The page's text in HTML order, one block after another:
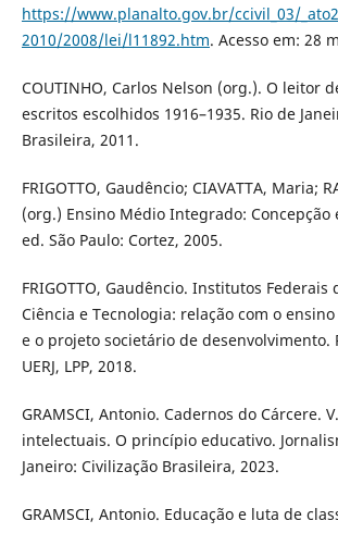
https://www.planalto.gov.br/ccivil_03/
2010/2008/lei/l11892.htm. Acesso em: 28
COUTINHO, Carlos Nelson (org.). O leitor
escritos escolhidos 1916–1935. Rio de
Brasileira, 2011.
FRIGOTTO, Gaudêncio; CIAVATTA, Maria;
(org.) Ensino Médio Integrado: Concepção
ed. São Paulo: Cortez, 2005.
FRIGOTTO, Gaudêncio. Institutos Federais
Ciência e Tecnologia: relação com o
e o projeto societário de desenvolvimento.
UERJ, LPP, 2018.
GRAMSCI, Antonio. Cadernos do Cárcere.
intelectuais. O princípio educativo.
Janeiro: Civilização Brasileira, 2023.
GRAMSCI, Antonio. Educação e luta de